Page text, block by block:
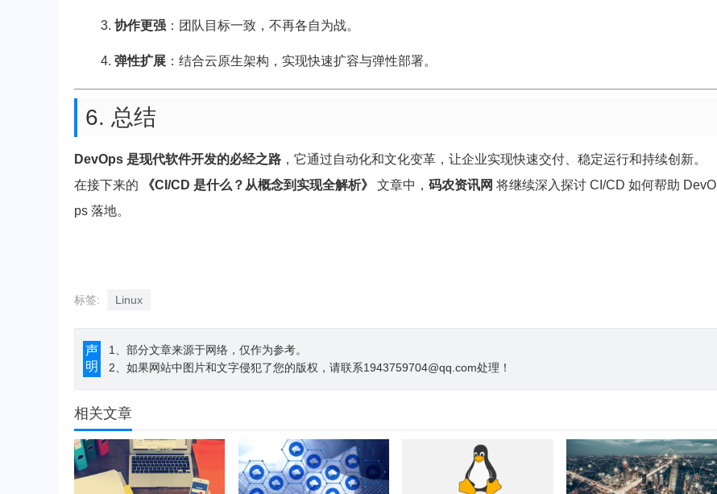
协作更强 ：团队目标一致，不再各自为战。
弹性扩展 ：结合云原生架构，实现快速扩容与弹性部署。
6. 总结
DevOps 是现代软件开发的必经之路 ，它通过自动化和文化变革，让企业实现快速交付、稳定运行和持续创新。
在接下来的
《CI/CD 是什么？从概念到实现全解析》 文章中， 码农资讯网 将继续深入探讨 CI/CD 如何帮助 DevO
ps 落地。
标签: Linux
声
明
1、部分文章来源于网络，仅作为参考。
2、如果网站中图片和文字侵犯了您的版权，请联系1943759704@qq.com处理！
相关文章